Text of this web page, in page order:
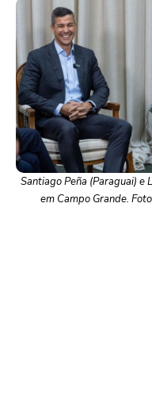
Santiago Peña (Paraguai)
em Campo Grande.